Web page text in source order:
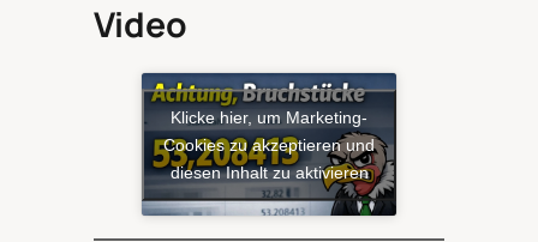
Video
Klicke hier, um Marketing-
Cookies zu akzeptieren und
diesen Inhalt zu aktivieren